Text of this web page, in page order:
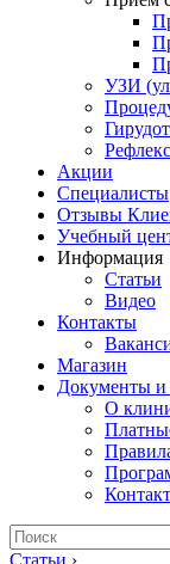
УЗИ
Акции
Специалисты
Отзывы
Учебный
Информация
Статьи
Видео
Контакты
Магазин
Документы и
О
Статьи ›